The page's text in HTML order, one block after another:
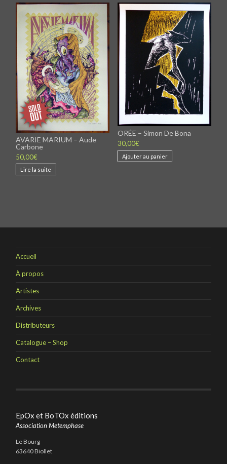
AVARIE MARIUM – Aude
Carbone
50,00€
Lire la suite
ORÉE – Simon De Bona
30,00€
Ajouter au panier
Accueil
À propos
Artistes
Archives
Distributeurs
Catalogue – Shop
Contact
EpOx et BoTOx éditions
Association Metemphase
Le Bourg
63640 Biollet